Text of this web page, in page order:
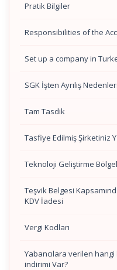
Pratik Bilgiler
Responsibilities of the
Set up a company in
SGK İşten Ayrılış Nedenleri
Tam Tasdik
Tasfiye Edilmiş Şirketiniz
Teknoloji Geliştirme
Teşvik Belgesi
KDV İadesi
Vergi Kodları
Yabancılara verilen
indirimi Var?